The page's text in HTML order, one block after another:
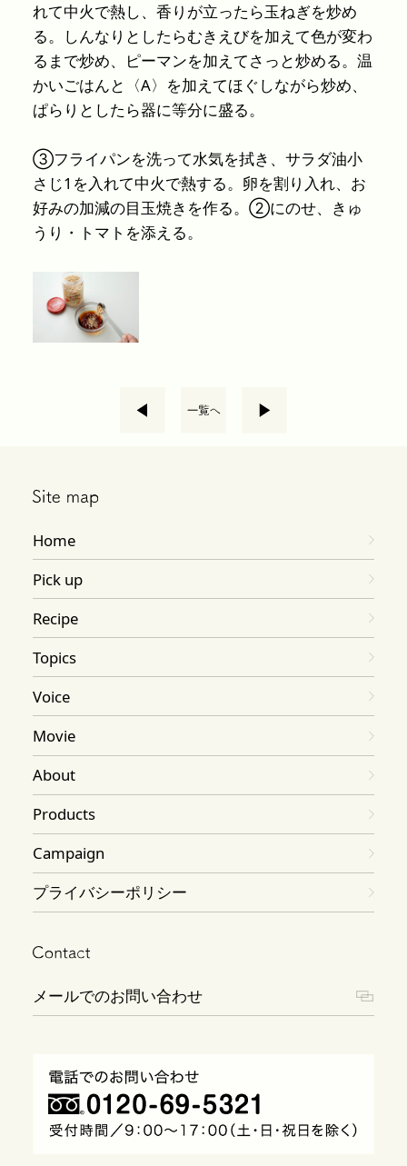
れて中火で熱し、香りが立ったら玉ねぎを炒め
る。しんなりとしたらむきえびを加えて色が変わ
るまで炒め、ピーマンを加えてさっと炒める。温
かいごはんと〈A〉を加えてほぐしながら炒め、
ぱらりとしたら器に等分に盛る。
③フライパンを洗って水気を拭き、サラダ油小
さじ1を入れて中火で熱する。卵を割り入れ、お
好みの加減の目玉焼きを作る。②にのせ、きゅ
うり・トマトを添える。
Home
Pick up
Recipe
Topics
Voice
Movie
About
Products
Campaign
プライバシーポリシー
メールでのお問い合わせ